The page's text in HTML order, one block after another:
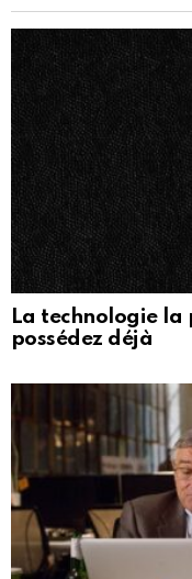
La technologie la
possédez déjà